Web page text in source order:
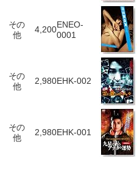
その
他
4,200ENEO-
0001
その
他
2,980EHK-002
その
他
2,980EHK-001